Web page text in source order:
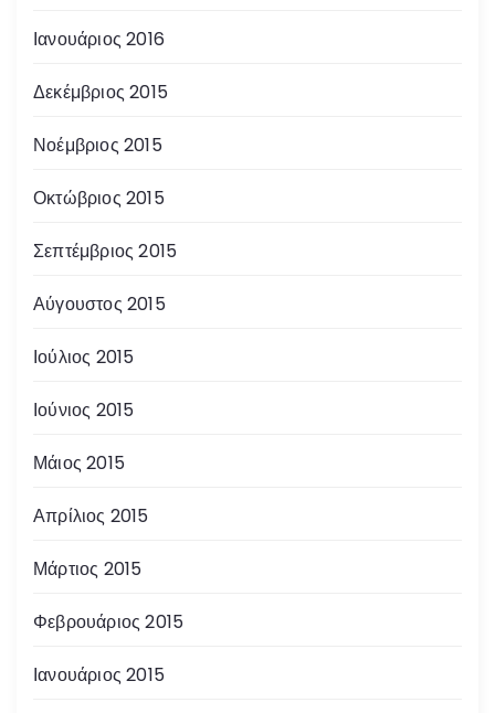
Ιανουάριος 2016
Δεκέμβριος 2015
Νοέμβριος 2015
Οκτώβριος 2015
Σεπτέμβριος 2015
Αύγουστος 2015
Ιούλιος 2015
Ιούνιος 2015
Μάιος 2015
Απρίλιος 2015
Μάρτιος 2015
Φεβρουάριος 2015
Ιανουάριος 2015